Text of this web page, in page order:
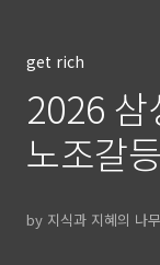
get rich
2026 삼
노조갈
by 지식과 지혜의 나무